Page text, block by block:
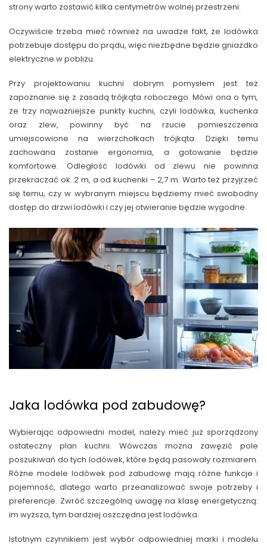
strony warto zostawić kilka centymetrów wolnej przestrzeni.
Oczywiście trzeba mieć również na uwadze fakt, że lodówka
potrzebuje dostępu do prądu, więc niezbędne będzie gniazdko
elektryczne w pobliżu.
Przy projektowaniu kuchni dobrym pomysłem jest też
zapoznanie się z zasadą trójkąta roboczego. Mówi ona o tym,
że trzy najważniejsze punkty kuchni, czyli lodówka, kuchenka
oraz zlew, powinny być na rzucie pomieszczenia
umiejscowione na wierzchołkach trójkąta. Dzięki temu
zachowana zostanie ergonomia, a gotowanie będzie
komfortowe. Odległość lodówki od zlewu nie powinna
przekraczać ok. 2 m, a od kuchenki – 2,7 m. Warto też przyjrzeć
się temu, czy w wybranym miejscu będziemy mieć swobodny
dostęp do drzwi lodówki i czy jej otwieranie będzie wygodne.
Jaka lodówka pod zabudowę?
Wybierając odpowiedni model, należy mieć już sporządzony
ostateczny plan kuchni. Wówczas można zawęzić pole
poszukiwań do tych lodówek, które będą pasowały rozmiarem.
Różne modele lodówek pod zabudowę mają różne funkcje i
pojemność, dlatego warto przeanalizować swoje potrzeby i
preferencje. Zwróć szczególną uwagę na klasę energetyczną:
im wyższa, tym bardziej oszczędna jest lodówka.
Istotnym czynnikiem jest wybór odpowiedniej marki i modelu